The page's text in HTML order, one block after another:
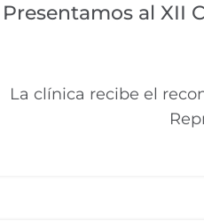
Presentamos al XII
La clínica recibe el